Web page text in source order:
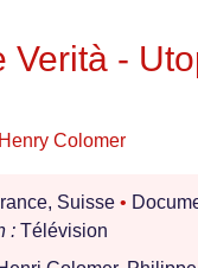
Verità -
Henry Colomer
Suisse •
: Télévision